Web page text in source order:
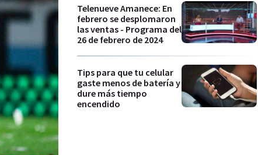
Telenueve Amanece: En
febrero se desplomaron
las ventas - Programa del
26 de febrero de 2024
Tips para que tu celular
gaste menos de batería y
dure más tiempo
encendido